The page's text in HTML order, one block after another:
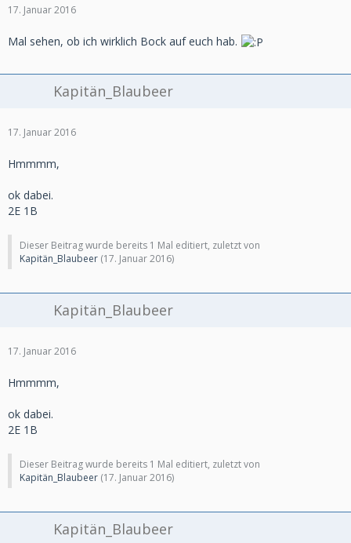
17. Januar 2016
Mal sehen, ob ich wirklich Bock auf euch hab.
Kapitän_Blaubeer
17. Januar 2016
Hmmmm,
ok dabei.
2E 1B
Dieser Beitrag wurde bereits 1 Mal editiert, zuletzt von
Kapitän_Blaubeer (17. Januar 2016)
Kapitän_Blaubeer
17. Januar 2016
Hmmmm,
ok dabei.
2E 1B
Dieser Beitrag wurde bereits 1 Mal editiert, zuletzt von
Kapitän_Blaubeer (17. Januar 2016)
Kapitän_Blaubeer